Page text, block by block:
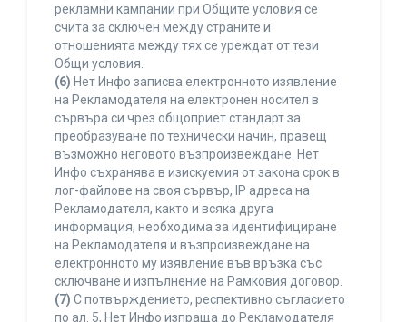
рекламни кампании при Общите условия се
счита за сключен между страните и
отношенията между тях се уреждат от тези
Общи условия.
(6) Нет Инфо записва електронното изявление
на Рекламодателя на електронен носител в
сървъра си чрез общоприет стандарт за
преобразуване по технически начин, правещ
възможно неговото възпроизвеждане. Нет
Инфо съхранява в изискуемия от закона срок в
лог-файлове на своя сървър, IP адреса на
Рекламодателя, както и всяка друга
информация, необходима за идентифициране
на Рекламодателя и възпроизвеждане на
електронното му изявление във връзка със
сключване и изпълнение на Рамковия договор.
(7) С потвърждението, респективно съгласието
по ал. 5, Нет Инфо изпраща до Рекламодателя